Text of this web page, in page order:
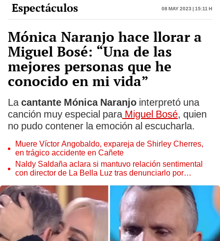
Espectáculos 08 May 2023 | 15:11 h
Mónica Naranjo hace llorar a
Miguel Bosé: “Una de las
mejores personas que he
conocido en mi vida”
La cantante Mónica Naranjo interpretó una
canción muy especial para Miguel Bosé, quien
no pudo contener la emoción al escucharla.
Muere Víctor Angobaldo, expareja de Shirley Cherres,
en trágico accidente en Cañete
Naldy Saldaña aclara si mantuvo relación sentimental
con director de La Bella Luz tras denunciarlo por